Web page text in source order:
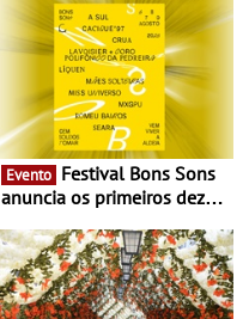
Evento
anuncia os primeiros dez